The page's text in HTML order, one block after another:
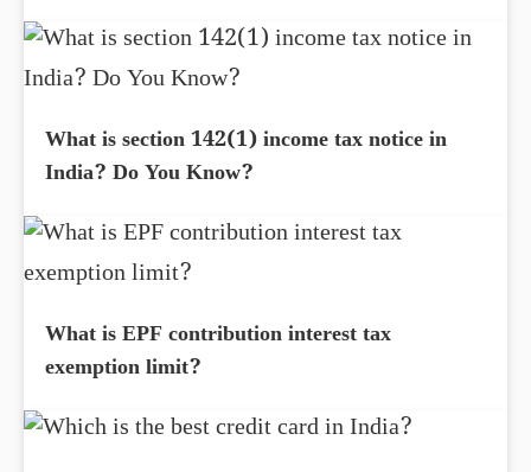
What is section 142(1) income tax notice in
India? Do You Know?
What is EPF contribution interest tax
exemption limit?